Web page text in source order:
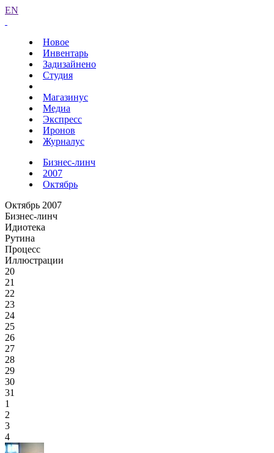
EN
Новое
Инвентарь
Задизайнено
Студия
Магазинус
Медиа
Экспресс
Иронов
Журналус
Бизнес-линч
2007
Октябрь
Октябрь 2007
Бизнес-линч
Идиотека
Рутина
Процесс
Иллюстрации
20
21
22
23
24
25
26
27
28
29
30
31
1
2
3
4